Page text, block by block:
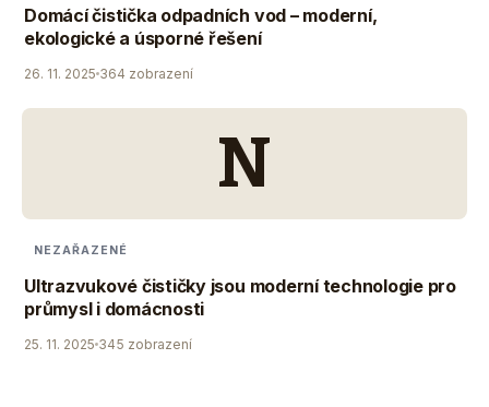
Domácí čistička odpadních vod – moderní,
ekologické a úsporné řešení
26. 11. 2025 364 zobrazení
N
NEZAŘAZENÉ
Ultrazvukové čističky jsou moderní technologie pro
průmysl i domácnosti
25. 11. 2025 345 zobrazení